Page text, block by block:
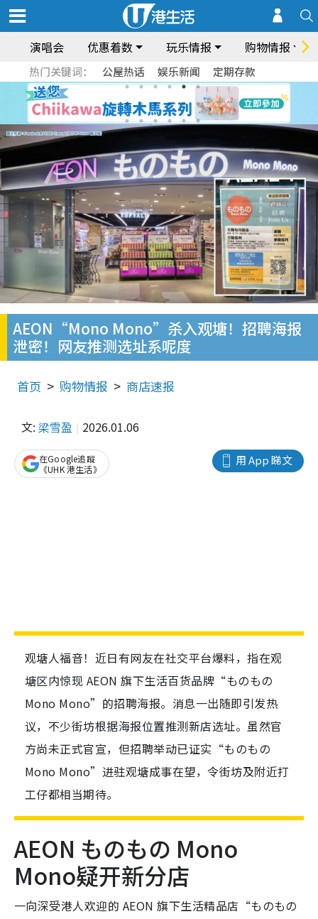
演唱会 优惠着数 玩乐情报 购物情报
热门关键词： 公屋热话 娱乐新闻 定期存款
AEON“Mono Mono”杀入观塘！招聘海报
泄密！网友推测选址系呢度
首页 购物情报 商店速报
文: 梁雪盈 2026.01.06
用 App 睇文
在Google追蹤
《UHK 港生活》
观塘人福音！近日有网友在社交平台爆料，指在观
塘区内惊现 AEON 旗下生活百货品牌“ものもの
Mono Mono”的招聘海报。消息一出随即引发热
议，不少街坊根据海报位置推测新店选址。虽然官
方尚未正式官宣，但招聘举动已证实“ものもの
Mono Mono”进驻观塘成事在望，令街坊及附近打
工仔都相当期待。
AEON ものもの Mono
Mono疑开新分店
一向深受港人欢迎的 AEON 旗下生活精品店“ものもの